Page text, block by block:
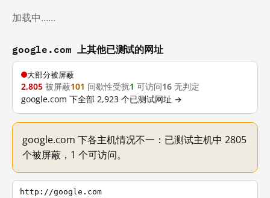
加载中……
google.com 上其他已测试的网址
大部分被屏蔽
2,805 被屏蔽101 间歇性受扰1 可访问16 无判定
google.com 下全部 2,923 个已测试网址 →
google.com 下各主机情况不一：已测试主机中 2805
个被屏蔽，1 个可访问。
http://google.com